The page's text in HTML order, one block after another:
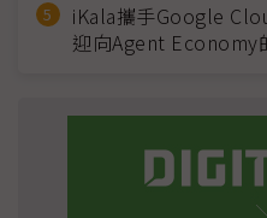
iKala攜手Google
迎向Agent Economy